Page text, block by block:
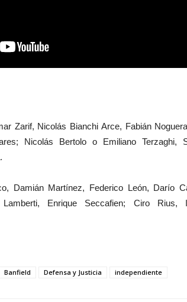
Zarif, Nicolás Bianchi Arce, Fabián
Nicolás Bertolo o Emiliano Terzaghi,
Damián Martínez, Federico León, Darío
Lamberti, Enrique Seccafien; Ciro
Banfield Defensa y Justicia independiente